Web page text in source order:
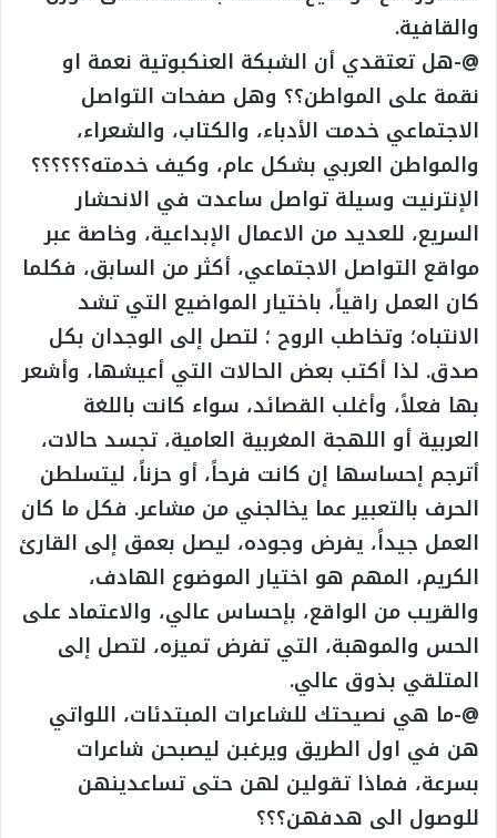
والقافية.
@-هل تعتقدي أن الشبكة العنكبوتية نعمة او
نقمة على المواطن؟؟ وهل صفحات التواصل
الاجتماعي خدمت الأدباء، والكتاب، والشعراء،
والمواطن العربي بشكل عام، وكيف خدمته؟؟؟؟؟؟
الإنترنيت وسيلة تواصل ساعدت في الانحشار
السريع، للعديد من الاعمال الإبداعية، وخاصة عبر
مواقع التواصل الاجتماعي، أكثر من السابق، فكلما
كان العمل راقياً، باختيار المواضيع التي تشد
الانتباه؛ وتخاطب الروح ؛ لتصل إلى الوجدان بكل
صدق. لذا أكتب بعض الحالات التي أعيشها، وأشعر
بها فعلاً، وأغلب القصائد، سواء كانت باللغة
العربية أو اللهجة المغربية العامية، تجسد حالات،
أترجم إحساسها إن كانت فرحاً، أو حزناً، ليتسلطن
الحرف بالتعبير عما يخالجني من مشاعر. فكل ما كان
العمل جيداً، يفرض وجوده، ليصل بعمق إلى القارئ
الكريم، المهم هو اختيار الموضوع الهادف،
والقريب من الواقع، بإحساس عالي، والاعتماد على
الحس والموهبة، التي تفرض تميزه، لتصل إلى
المتلقي بذوق عالي.
@-ما هي نصيحتك للشاعرات المبتدئات، اللواتي
هن في اول الطريق ويرغبن ليصبحن شاعرات
بسرعة، فماذا تقولين لهن حتى تساعدينهن
للوصول الى هدفهن؟؟؟